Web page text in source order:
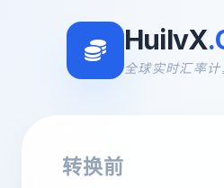
HuilvX
全球实时汇率
转换前